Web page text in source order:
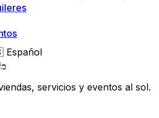
Español
servicios y eventos al sol.